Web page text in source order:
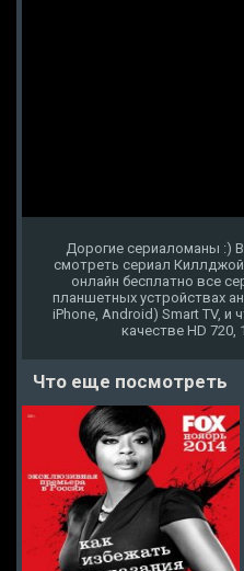
Дорогие сериаломаны :)
смотреть сериал
онлайн бесплатно все
планшетных устройствах
iPhone, Android) Smart TV,
качестве HD 720,
Что еще посмотреть